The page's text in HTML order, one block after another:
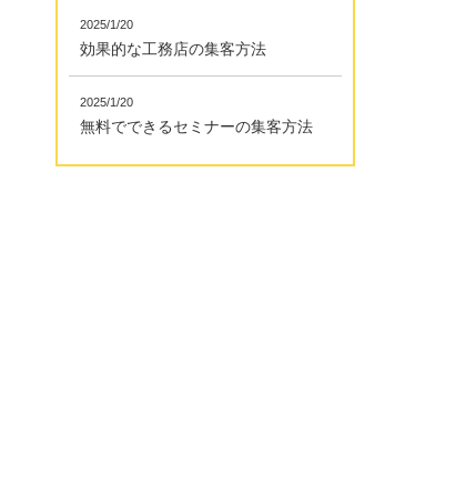
2025/1/20
効果的な工務店の集客方法
2025/1/20
無料でできるセミナーの集客方法